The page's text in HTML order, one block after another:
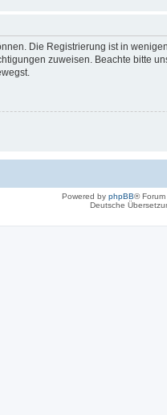
Die Registrierung ist in
zuweisen. Beachte bitte
Powered by phpBB®
Deutsche